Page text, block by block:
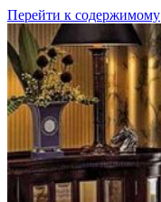
Перейти к содержимому